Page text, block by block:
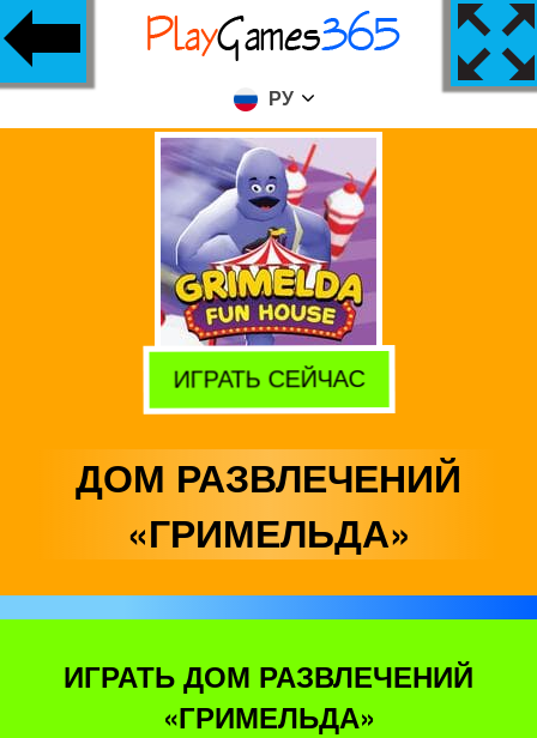
РУ
ИГРАТЬ СЕЙЧАС
ДОМ РАЗВЛЕЧЕНИЙ
«ГРИМЕЛЬДА»
ИГРАТЬ ДОМ РАЗВЛЕЧЕНИЙ
«ГРИМЕЛЬДА»